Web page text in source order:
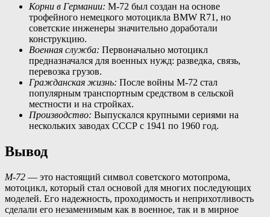
Корни в Германии: М-72 был создан на основе
трофейного немецкого мотоцикла BMW R71, но
советские инженеры значительно доработали
конструкцию.
Военная служба: Первоначально мотоцикл
предназначался для военных нужд: разведка, связь,
перевозка грузов.
Гражданская жизнь: После войны М-72 стал
популярным транспортным средством в сельской
местности и на стройках.
Производство: Выпускался крупными сериями на
нескольких заводах СССР с 1941 по 1960 год.
Вывод
М-72 — это настоящий символ советского мотопрома,
мотоцикл, который стал основой для многих последующих
моделей. Его надежность, проходимость и неприхотливость
сделали его незаменимым как в военное, так и в мирное